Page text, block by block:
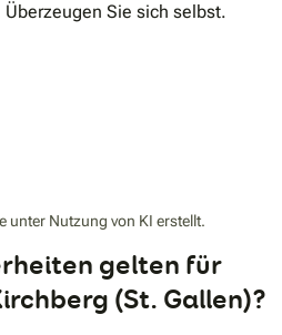
Sie sich selbst.
unter Nutzung von KI erstellt.
gelten für
(St. Gallen)?